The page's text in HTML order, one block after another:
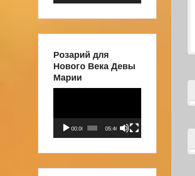
Розарий для
Нового Века Девы
Марии
00:00 05:46